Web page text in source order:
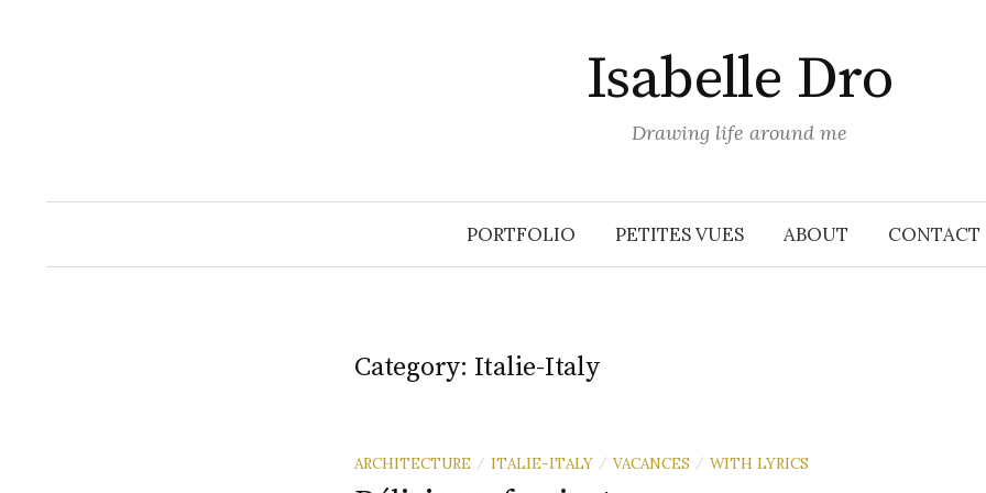
Isabelle Dro
Drawing life around me
PORTFOLIO PETITES VUES ABOUT CONTACT
Category: Italie-Italy
ARCHITECTURE / ITALIE-ITALY / VACANCES / WITH LYRICS